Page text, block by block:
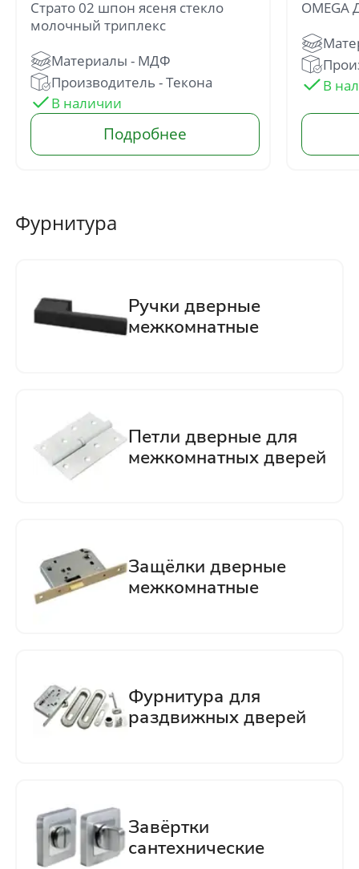
Страто 02 шпон ясеня стекло
молочный триплекс
Производитель - Текона
Фурнитура
Нажимая кнопку «Отправить», Вы
соглашаетесь с политикой обработки